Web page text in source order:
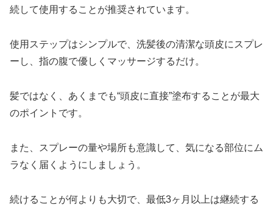
続して使用することが推奨されています。
使用ステップはシンプルで、洗髪後の清潔な頭皮にスプレ
ーし、指の腹で優しくマッサージするだけ。
髪ではなく、あくまでも“頭皮に直接”塗布することが最大
のポイントです。
また、スプレーの量や場所も意識して、気になる部位にム
ラなく届くようにしましょう。
続けることが何よりも大切で、最低3ヶ月以上は継続する